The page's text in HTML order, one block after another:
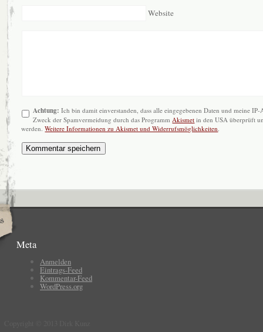
Website
Achtung: Ich bin damit einverstanden, dass alle eingegebenen Daten und meine IP-
Zweck der Spamvermeidung durch das Programm Akismet in den USA überprüft
werden.Weitere Informationen zu Akismet und Widerrufsmöglichkeiten
Meta
Anmelden
Eintrags-Feed
Kommentar-Feed
WordPress.org